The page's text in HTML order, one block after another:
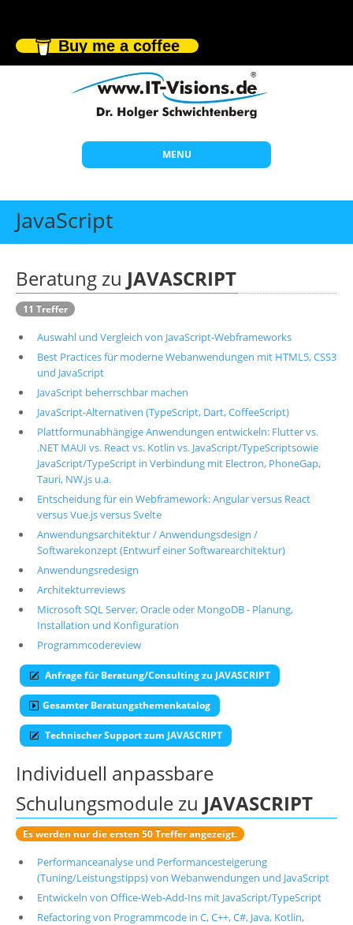
Buy me a coffee
MENU
Start
Themen
Individuelle Schulungen
Wissen
Über uns
JavaScript
Beratung zu JAVASCRIPT
11 Treffer
Auswahl und Vergleich von JavaScript-Webframeworks
Best Practices für moderne Webanwendungen mit HTML5, CSS3
und JavaScript
JavaScript beherrschbar machen
JavaScript-Alternativen (TypeScript, Dart, CoffeeScript)
Plattformunabhängige Anwendungen entwickeln: Flutter vs.
.NET MAUI vs. React vs. Kotlin vs. JavaScript/TypeScriptsowie
JavaScript/TypeScript in Verbindung mit Electron, PhoneGap,
Tauri, NW.js u.a.
Entscheidung für ein Webframework: Angular versus React
versus Vue.js versus Svelte
Anwendungsarchitektur / Anwendungsdesign /
Softwarekonzept (Entwurf einer Softwarearchitektur)
Anwendungsredesign
Architekturreviews
Microsoft SQL Server, Oracle oder MongoDB - Planung,
Installation und Konfiguration
Programmcodereview
Anfrage für Beratung/Consulting zu JAVASCRIPT
Gesamter Beratungsthemenkatalog
Technischer Support zum JAVASCRIPT
Individuell anpassbare
Schulungsmodule zu JAVASCRIPT
Es werden nur die ersten 50 Treffer angezeigt.
Performanceanalyse und Performancesteigerung
(Tuning/Leistungstipps) von Webanwendungen und JavaScript
Entwickeln von Office-Web-Add-Ins mit JavaScript/TypeScript
Refactoring von Programmcode in C, C++, C#, Java, Kotlin,